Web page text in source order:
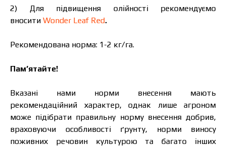
2) Для підвищення олійності рекомендуємо
вносити Wonder Leaf Red.
Рекомендована норма: 1-2 кг/га.
Пам’ятайте!
Вказані нами норми внесення мають
рекомендаційний характер, однак лише агроном
може підібрати правильну норму внесення добрив,
враховуючи особливості ґрунту, норми виносу
поживних речовин культурою та багато інших